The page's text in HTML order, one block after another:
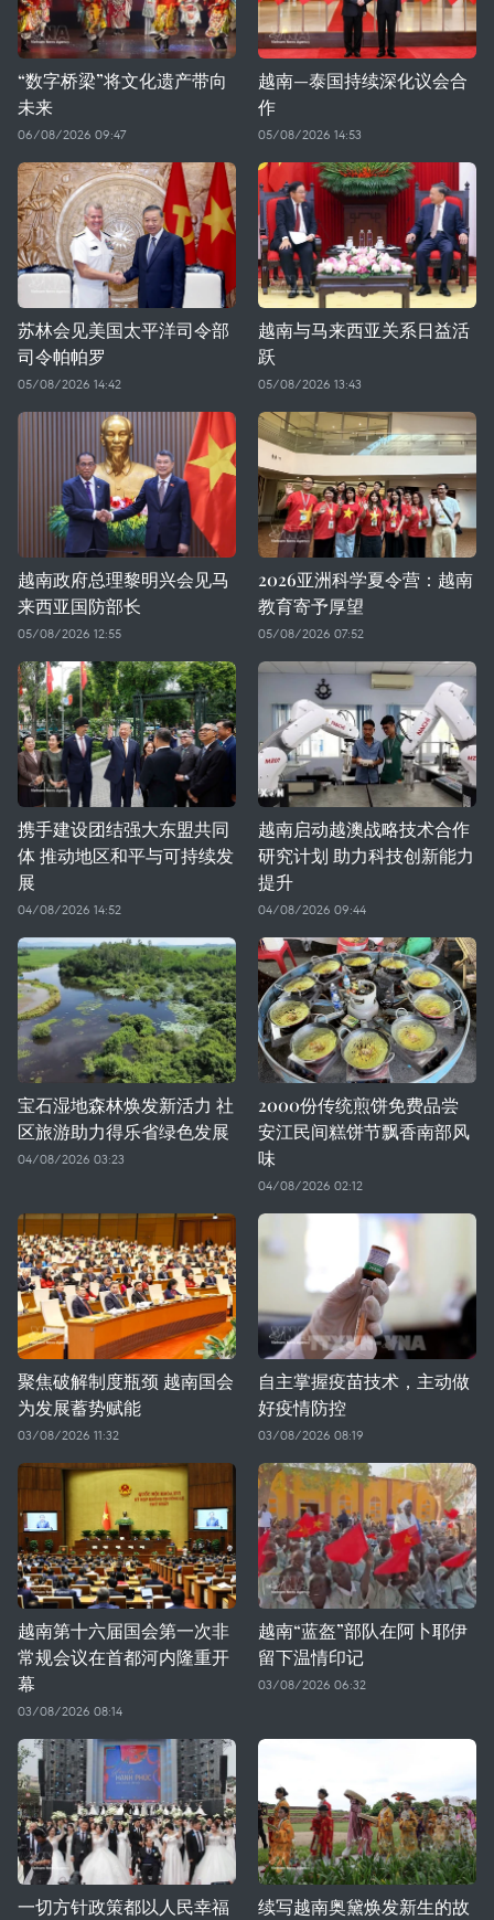
“数字桥梁”将文化遗产带向
未来
06/08/2026 09:47
越南—泰国持续深化议会合
作
05/08/2026 14:53
苏林会见美国太平洋司令部
司令帕帕罗
05/08/2026 14:42
越南与马来西亚关系日益活
跃
05/08/2026 13:43
越南政府总理黎明兴会见马
来西亚国防部长
05/08/2026 12:55
2026亚洲科学夏令营：越南
教育寄予厚望
05/08/2026 07:52
携手建设团结强大东盟共同
体 推动地区和平与可持续发
展
04/08/2026 14:52
越南启动越澳战略技术合作
研究计划 助力科技创新能力
提升
04/08/2026 09:44
宝石湿地森林焕发新活力 社
区旅游助力得乐省绿色发展
04/08/2026 03:23
2000份传统煎饼免费品尝
安江民间糕饼节飘香南部风
味
04/08/2026 02:12
聚焦破解制度瓶颈 越南国会
为发展蓄势赋能
03/08/2026 11:32
自主掌握疫苗技术，主动做
好疫情防控
03/08/2026 08:19
越南第十六届国会第一次非
常规会议在首都河内隆重开
幕
03/08/2026 08:14
越南“蓝盔”部队在阿卜耶伊
留下温情印记
03/08/2026 06:32
一切方针政策都以人民幸福
续写越南奥黛焕发新生的故